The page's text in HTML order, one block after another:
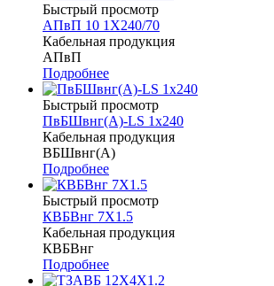
Быстрый просмотр
АПвП 10 1Х240/70
Кабельная продукция
АПвП
Подробнее
Быстрый просмотр
ПвБШвнг(А)-LS 1х240
Кабельная продукция
ВБШвнг(А)
Подробнее
Быстрый просмотр
КВБВнг 7Х1.5
Кабельная продукция
КВБВнг
Подробнее